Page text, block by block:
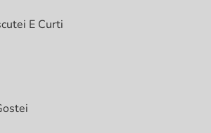
E Curti